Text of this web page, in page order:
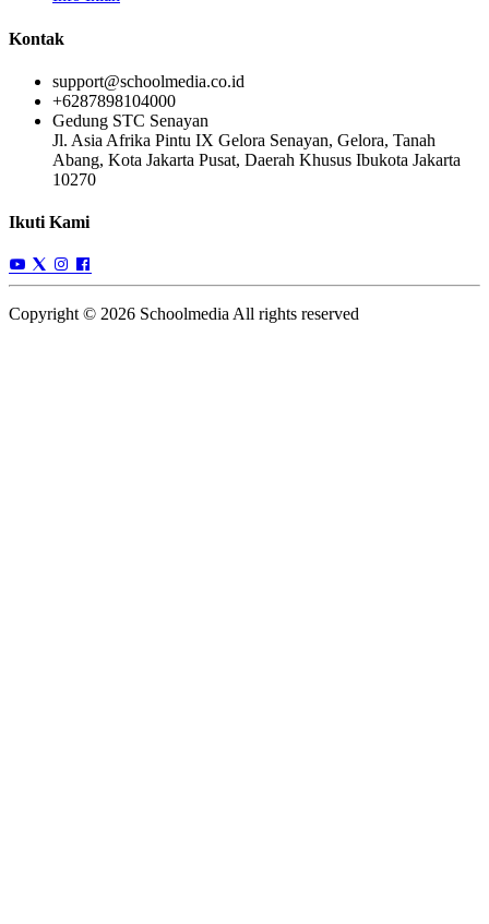
Kontak
support@schoolmedia.co.id
+6287898104000
Gedung STC Senayan
Jl. Asia Afrika Pintu IX Gelora Senayan, Gelora, Tanah
Abang, Kota Jakarta Pusat, Daerah Khusus Ibukota Jakarta
10270
Ikuti Kami
Copyright © 2026 Schoolmedia All rights reserved